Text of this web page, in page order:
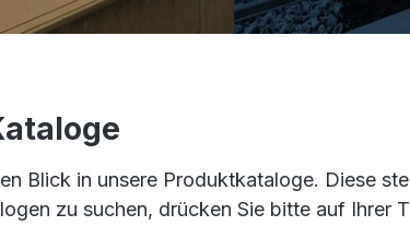
Blick in unsere Produktkataloge. Diese
zu suchen, drücken Sie bitte auf Ihrer